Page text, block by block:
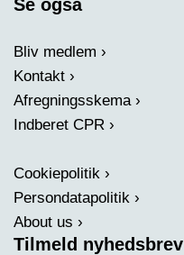
Se også
Bliv medlem
Kontakt
Afregningsskema
Indberet CPR
Cookiepolitik
Persondatapolitik
About us
Tilmeld nyhedsbrev